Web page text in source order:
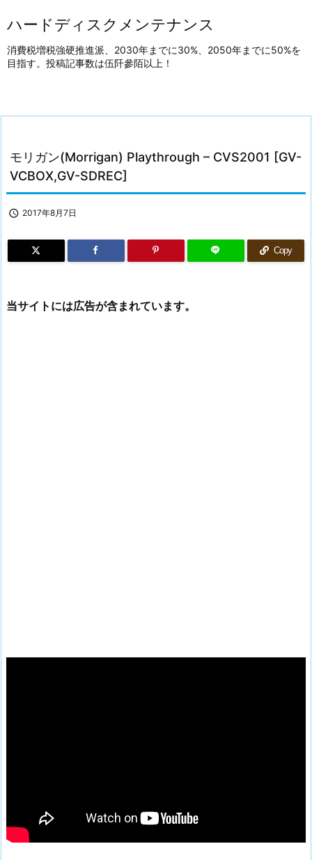
ハードディスクメンテナンス
消費税増税強硬推進派、2030年までに30%、2050年までに50%を
目指す。投稿記事数は伍阡參陌以上！
モリガン(Morrigan) Playthrough – CVS2001 [GV-
VCBOX,GV-SDREC]
 2017年8月7日
Copy
当サイトには広告が含まれています。